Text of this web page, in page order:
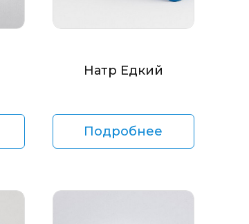
Натр Едкий
Подробнее